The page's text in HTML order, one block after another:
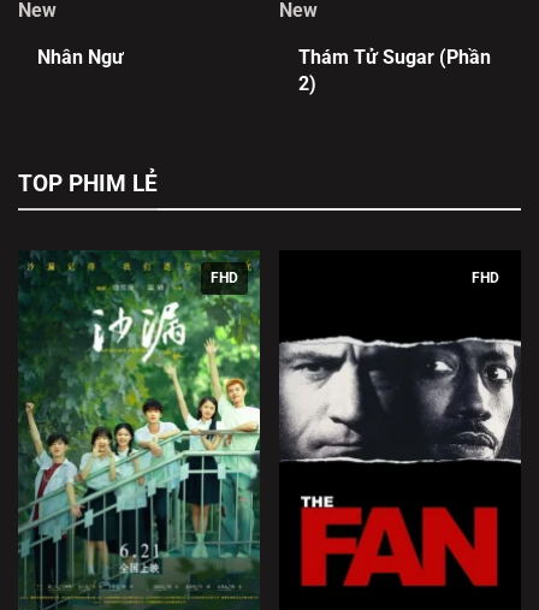
New
Nhân Ngư
New
Thám Tử Sugar (Phần
2)
TOP PHIM LẺ
FHD FHD